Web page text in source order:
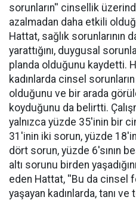
sorunların'' cinsellik
azalmadan daha etkili
Hattat, sağlık sorunlarının
yarattığını, duygusal
planda olduğunu kaydetti.
kadınlarda cinsel
olduğunu ve bir arada
koyduğunu da belirtti.
yalnızca yüzde 35'inin bir
31'inin iki sorun, yüzde
dört sorun, yüzde 6'sının
altı sorunu birden
eden Hattat, ''Bu da cinsel
yaşayan kadınlarda, tanı